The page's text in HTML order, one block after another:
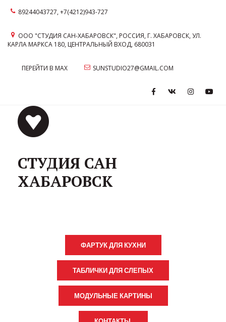
89244043727,+7(4212)943-727
ООО "СТУДИЯ САН-ХАБАРОВСК", РОССИЯ, Г. ХАБАРОВСК,УЛ.
КАРЛА МАРКСА 180, ЦЕНТРАЛЬНЫЙ ВХОД, 680031
ПЕРЕЙТИ В MAX SUNSTUDIO27@GMAIL.COM
СТУДИЯ САН
ХАБАРОВСК
ФАРТУК ДЛЯ КУХНИ
ТАБЛИЧКИ ДЛЯ СЛЕПЫХ
МОДУЛЬНЫЕ КАРТИНЫ